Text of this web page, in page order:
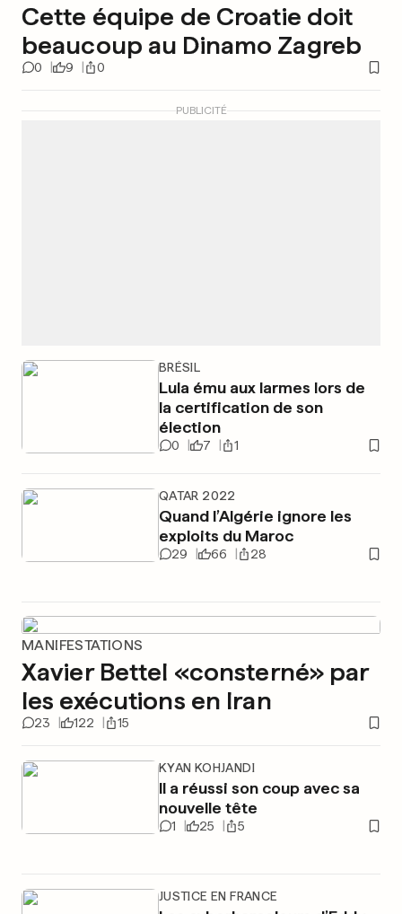
Cette équipe de Croatie doit
beaucoup au Dinamo Zagreb
0 9 0
BRÉSIL
Lula ému aux larmes lors de
la certification de son
élection
0 7 1
QATAR 2022
Quand l’Algérie ignore les
exploits du Maroc
29 66 28
PUBLICITÉ
MANIFESTATIONS
Xavier Bettel «consterné» par
les exécutions en Iran
23 122 15
KYAN KOHJANDI
Il a réussi son coup avec sa
nouvelle tête
1 25 5
JUSTICE EN FRANCE